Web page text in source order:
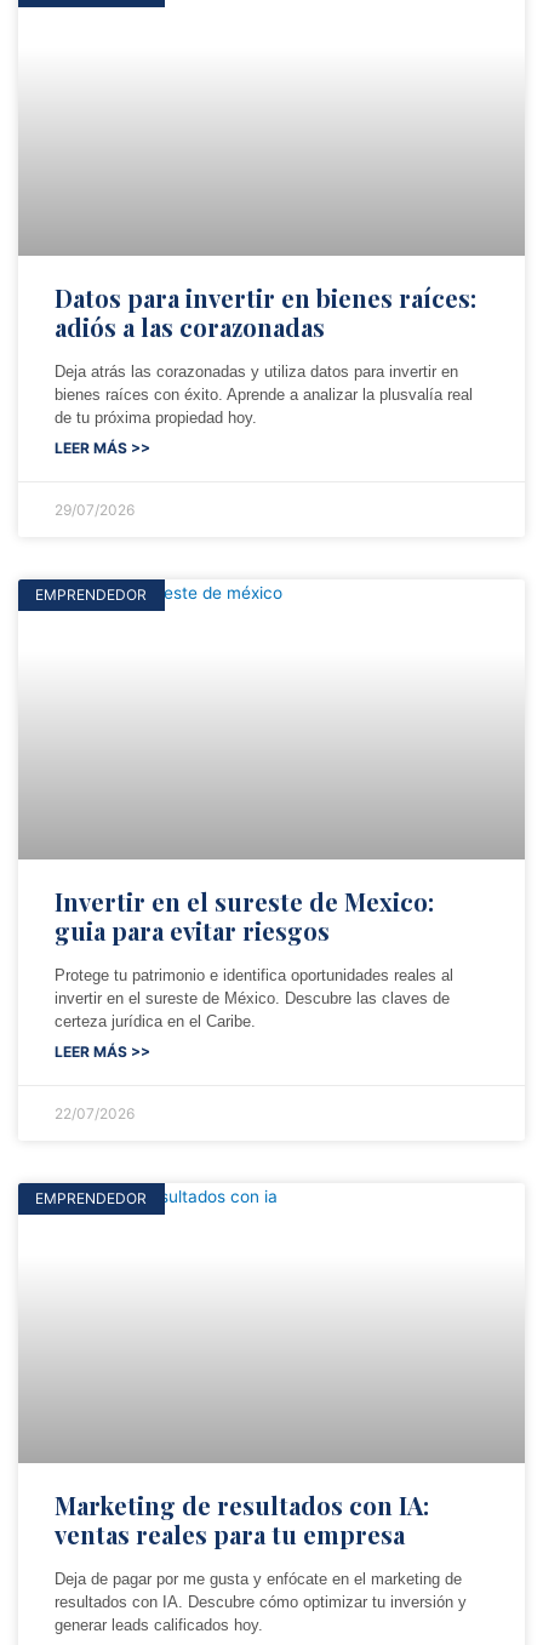
Datos para invertir en bienes raíces:
adiós a las corazonadas
Deja atrás las corazonadas y utiliza datos para invertir en
bienes raíces con éxito. Aprende a analizar la plusvalía real
de tu próxima propiedad hoy.
LEER MÁS >>
29/07/2026
EMPRENDEDOR
Invertir en el sureste de Mexico:
guia para evitar riesgos
Protege tu patrimonio e identifica oportunidades reales al
invertir en el sureste de México. Descubre las claves de
certeza jurídica en el Caribe.
LEER MÁS >>
22/07/2026
EMPRENDEDOR
Marketing de resultados con IA:
ventas reales para tu empresa
Deja de pagar por me gusta y enfócate en el marketing de
resultados con IA. Descubre cómo optimizar tu inversión y
generar leads calificados hoy.